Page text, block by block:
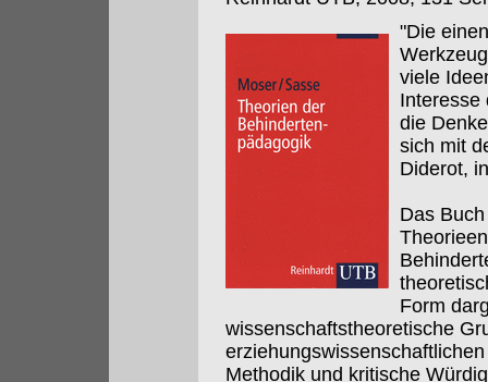
"Die
viele
Interesse
die
sich mit
Diderot,
Das
Form
wissenschaftstheoretische
Methodik und kritische